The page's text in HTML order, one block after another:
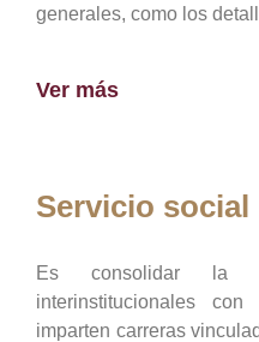
generales, como los
Ver más
Servicio social
Es consolidar la
interinstitucionales
imparten carreras